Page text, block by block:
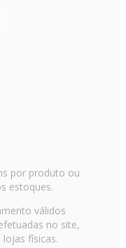
por produto ou
estoques.
válidos
no site,
físicas.